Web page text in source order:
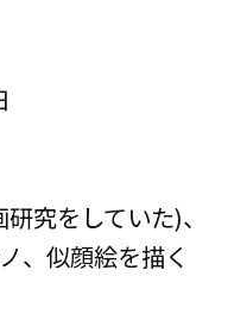
究をしていた)、
、似顔絵を描く